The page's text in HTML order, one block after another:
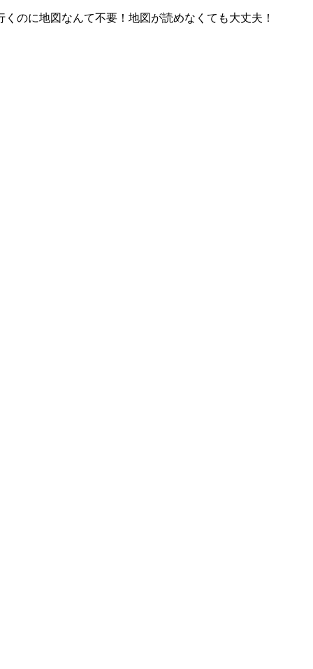
のに地図なんて不要！地図が読めなくても大丈夫！